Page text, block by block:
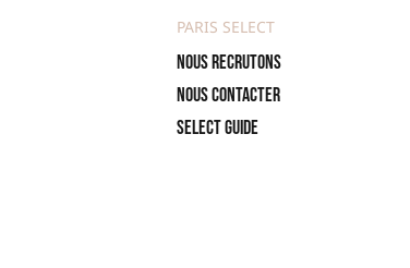
PARIS SELECT
Nous recrutons
Nous contacter
Select Guide